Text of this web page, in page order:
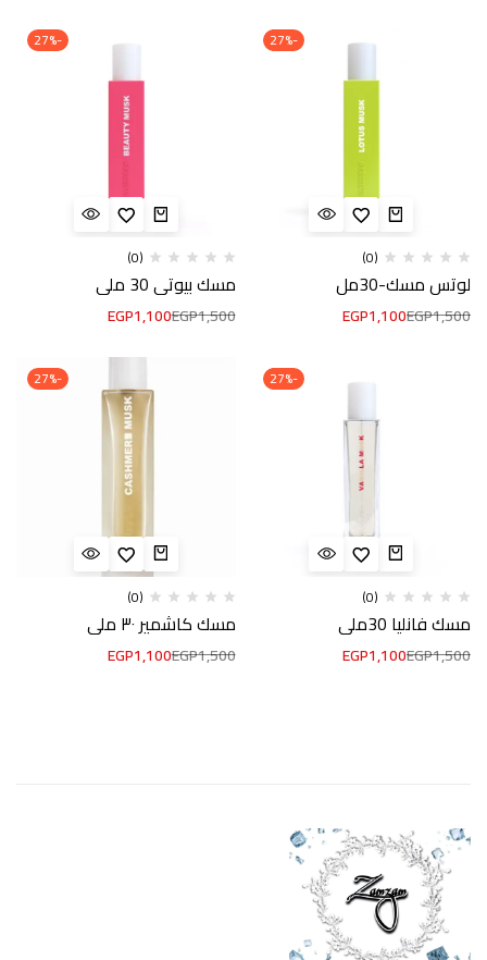
-27%
(0)
لوتس مسك-30مل
EGP1,500
EGP1,100
-27%
(0)
مسك بيوتي 30 ملي
EGP1,500
EGP1,100
-27%
(0)
مسك فانليا 30ملي
EGP1,500
EGP1,100
-27%
(0)
مسك كاشمير ٣٠ ملي
EGP1,500
EGP1,100